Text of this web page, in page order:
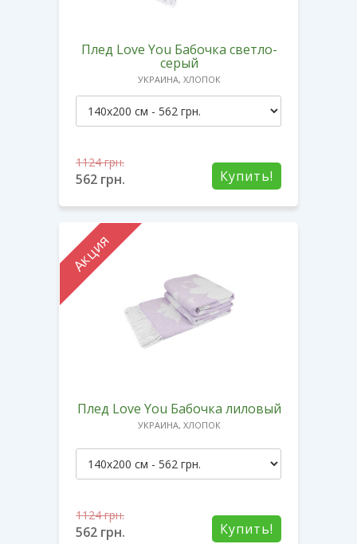
Плед Love You Бабочка светло-
серый
УКРАИНА, ХЛОПОК
Купить!
1124грн.
562 грн.
Акция
Плед Love You Бабочка лиловый
УКРАИНА, ХЛОПОК
Купить!
1124грн.
562 грн.